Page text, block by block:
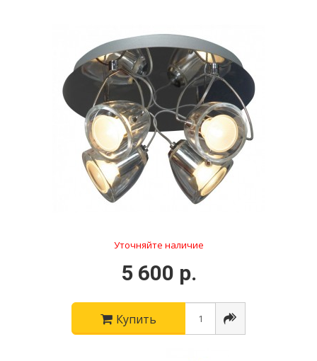
Уточняйте наличие
5 600 р.
Купить